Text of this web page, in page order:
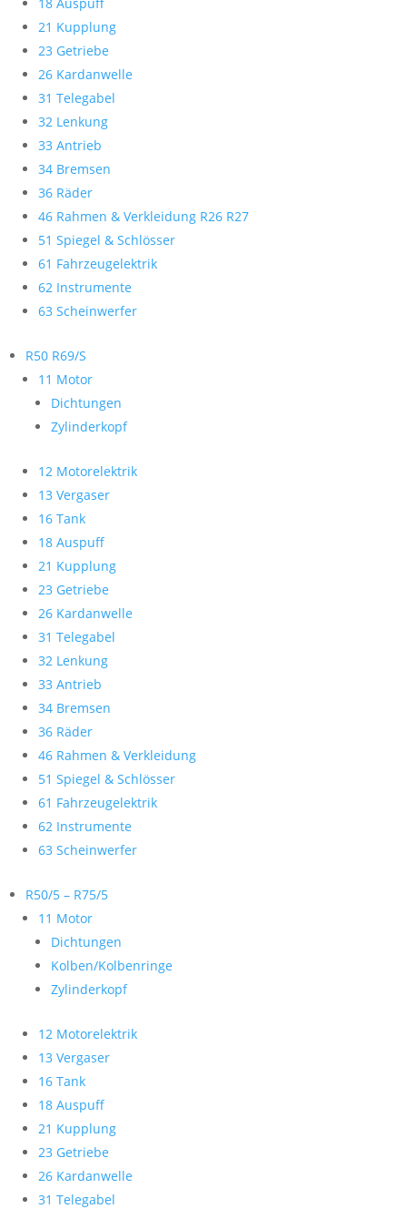
21 Kupplung
23 Getriebe
26 Kardanwelle
31 Telegabel
32 Lenkung
33 Antrieb
34 Bremsen
36 Räder
46 Rahmen & Verkleidung R26 R27
51 Spiegel & Schlösser
61 Fahrzeugelektrik
62 Instrumente
63 Scheinwerfer
R50 R69/S
11 Motor
Dichtungen
Zylinderkopf
12 Motorelektrik
13 Vergaser
16 Tank
18 Auspuff
21 Kupplung
23 Getriebe
26 Kardanwelle
31 Telegabel
32 Lenkung
33 Antrieb
34 Bremsen
36 Räder
46 Rahmen & Verkleidung
51 Spiegel & Schlösser
61 Fahrzeugelektrik
62 Instrumente
63 Scheinwerfer
R50/5 – R75/5
11 Motor
Dichtungen
Kolben/Kolbenringe
Zylinderkopf
12 Motorelektrik
13 Vergaser
16 Tank
18 Auspuff
21 Kupplung
23 Getriebe
26 Kardanwelle
31 Telegabel